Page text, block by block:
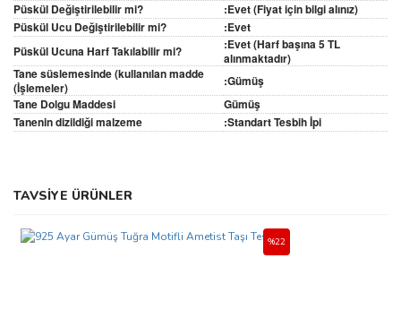
Püskül Değiştirilebilir mi?
:Evet (Fiyat için bilgi alınız)
Püskül Ucu Değiştirilebilir mi?
:Evet
Püskül Ucuna Harf Takılabilir mi?
:Evet (Harf başına 5 TL
alınmaktadır)
Tane süslemesinde (kullanılan madde
(İşlemeler)
:Gümüş
Tane Dolgu Maddesi
Gümüş
Tanenin dizildiği malzeme
:Standart Tesbih İpi
Bu ürünün fiyat bilgisi, resim, ürün açıklamalarında ve diğer
konularda yetersiz gördüğünüz noktaları öneri formunu kullanarak
Görüş ve önerileriniz için teşekkür ederiz.
TAVSİYE ÜRÜNLER
%22